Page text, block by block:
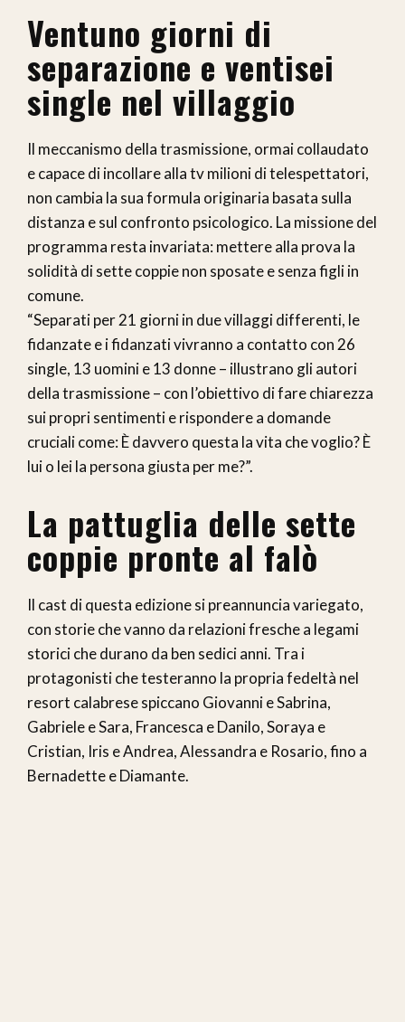
Ventuno giorni di
separazione e ventisei
single nel villaggio
Il meccanismo della trasmissione, ormai collaudato
e capace di incollare alla tv milioni di telespettatori,
non cambia la sua formula originaria basata sulla
distanza e sul confronto psicologico. La missione del
programma resta invariata: mettere alla prova la
solidità di sette coppie non sposate e senza figli in
comune.
“Separati per 21 giorni in due villaggi differenti, le
fidanzate e i fidanzati vivranno a contatto con 26
single, 13 uomini e 13 donne – illustrano gli autori
della trasmissione – con l’obiettivo di fare chiarezza
sui propri sentimenti e rispondere a domande
cruciali come: È davvero questa la vita che voglio? È
lui o lei la persona giusta per me?”.
La pattuglia delle sette
coppie pronte al falò
Il cast di questa edizione si preannuncia variegato,
con storie che vanno da relazioni fresche a legami
storici che durano da ben sedici anni. Tra i
protagonisti che testeranno la propria fedeltà nel
resort calabrese spiccano Giovanni e Sabrina,
Gabriele e Sara, Francesca e Danilo, Soraya e
Cristian, Iris e Andrea, Alessandra e Rosario, fino a
Bernadette e Diamante.